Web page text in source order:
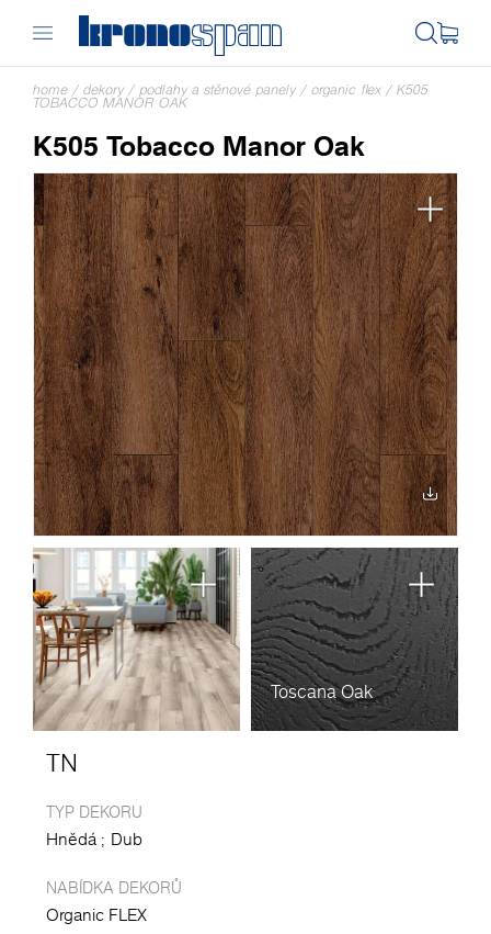
home / dekory / podlahy a stěnové panely / organic flex / K505
TOBACCO MANOR OAK
K505 Tobacco Manor Oak
Toscana Oak
TN
TYP DEKORU
Hnědá Dub
NABÍDKA DEKORŮ
Organic FLEX